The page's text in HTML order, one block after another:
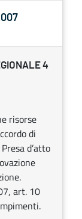
4
risorse
di
d’atto
art. 10